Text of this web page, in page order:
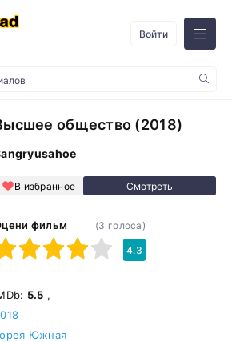
Войти
общество (2018)
В избранное
фильм
5
(3 голоса)
4.3
5.5 ,
Южная